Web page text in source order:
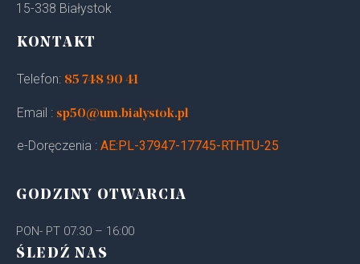
15-338 Białystok
KONTAKT
Telefon: 85 748 90 41
Email : sp50@um.bialystok.pl
e-Doręczenia : AE:PL-37947-17745-RTHTU-25
GODZINY OTWARCIA
PON- PT 07:30 – 16:00
ŚLEDŹ NAS